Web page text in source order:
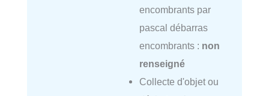
encombrants par
pascal débarras
encombrants : non
renseigné
Collecte d'objet ou